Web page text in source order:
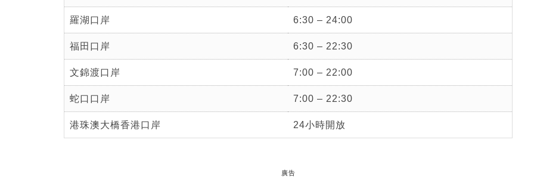
羅湖口岸 6:30 – 24:00
福田口岸 6:30 – 22:30
文錦渡口岸 7:00 – 22:00
蛇口口岸 7:00 – 22:30
港珠澳大橋香港口岸 24小時開放
廣告